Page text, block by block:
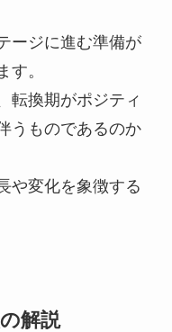
ージに進む準備が
す。
転換期がポジティ
うものであるのか
や変化を象徴する
解説